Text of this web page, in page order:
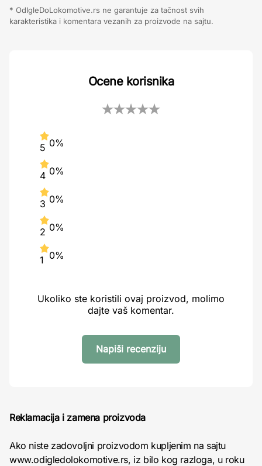
* OdIgleDoLokomotive.rs ne garantuje za tačnost svih
karakteristika i komentara vezanih za proizvode na sajtu.
Ocene korisnika
5 0%
4 0%
3 0%
2 0%
1 0%
Ukoliko ste koristili ovaj proizvod, molimo
dajte vaš komentar.
Napiši recenziju
Reklamacija i zamena proizvoda
Ako niste zadovoljni proizvodom kupljenim na sajtu
www.odigledolokomotive.rs, iz bilo kog razloga, u roku